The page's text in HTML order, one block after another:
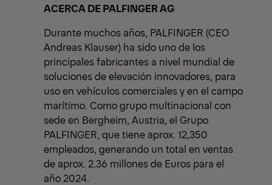
ACERCA DE PALFINGER AG
Durante muchos años, PALFINGER (CEO
Andreas Klauser) ha sido uno de los
principales fabricantes a nivel mundial de
soluciones de elevación innovadores, para
uso en vehículos comerciales y en el campo
marítimo. Como grupo multinacional con
sede en Bergheim, Austria, el Grupo
PALFINGER, que tiene aprox. 12,350
empleados, generando un total en ventas
de aprox. 2.36 millones de Euros para el
año 2024.